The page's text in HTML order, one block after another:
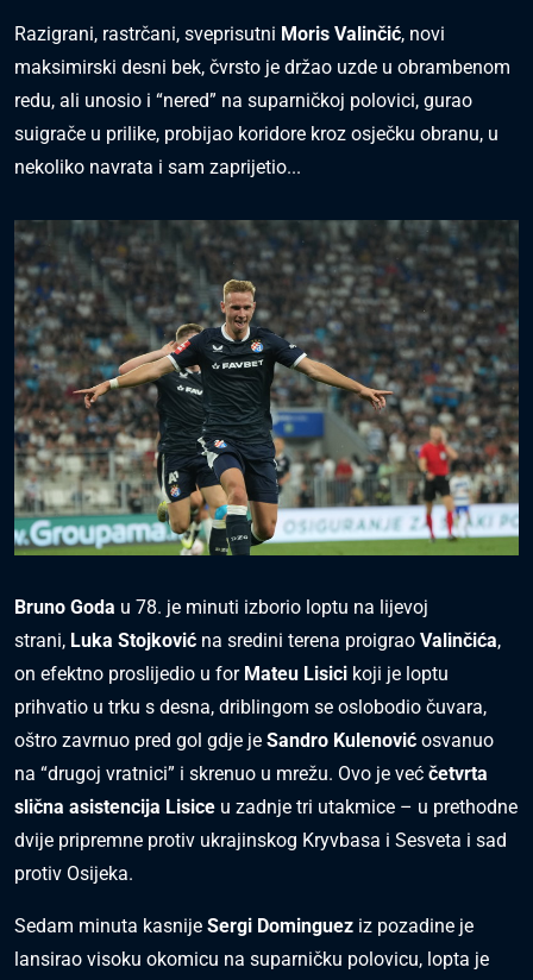
Razigrani, rastrčani, sveprisutni Moris Valinčić, novi
maksimirski desni bek, čvrsto je držao uzde u obrambenom
redu, ali unosio i “nered” na suparničkoj polovici, gurao
suigrače u prilike, probijao koridore kroz osječku obranu, u
nekoliko navrata i sam zaprijetio...
Bruno Goda u 78. je minuti izborio loptu na lijevoj
strani, Luka Stojković na sredini terena proigrao Valinčića,
on efektno proslijedio u for Mateu Lisici koji je loptu
prihvatio u trku s desna, driblingom se oslobodio čuvara,
oštro zavrnuo pred gol gdje je Sandro Kulenović osvanuo
na “drugoj vratnici” i skrenuo u mrežu. Ovo je već četvrta
slična asistencija Lisice u zadnje tri utakmice – u prethodne
dvije pripremne protiv ukrajinskog Kryvbasa i Sesveta i sad
protiv Osijeka.
Sedam minuta kasnije Sergi Dominguez iz pozadine je
lansirao visoku okomicu na suparničku polovicu, lopta je